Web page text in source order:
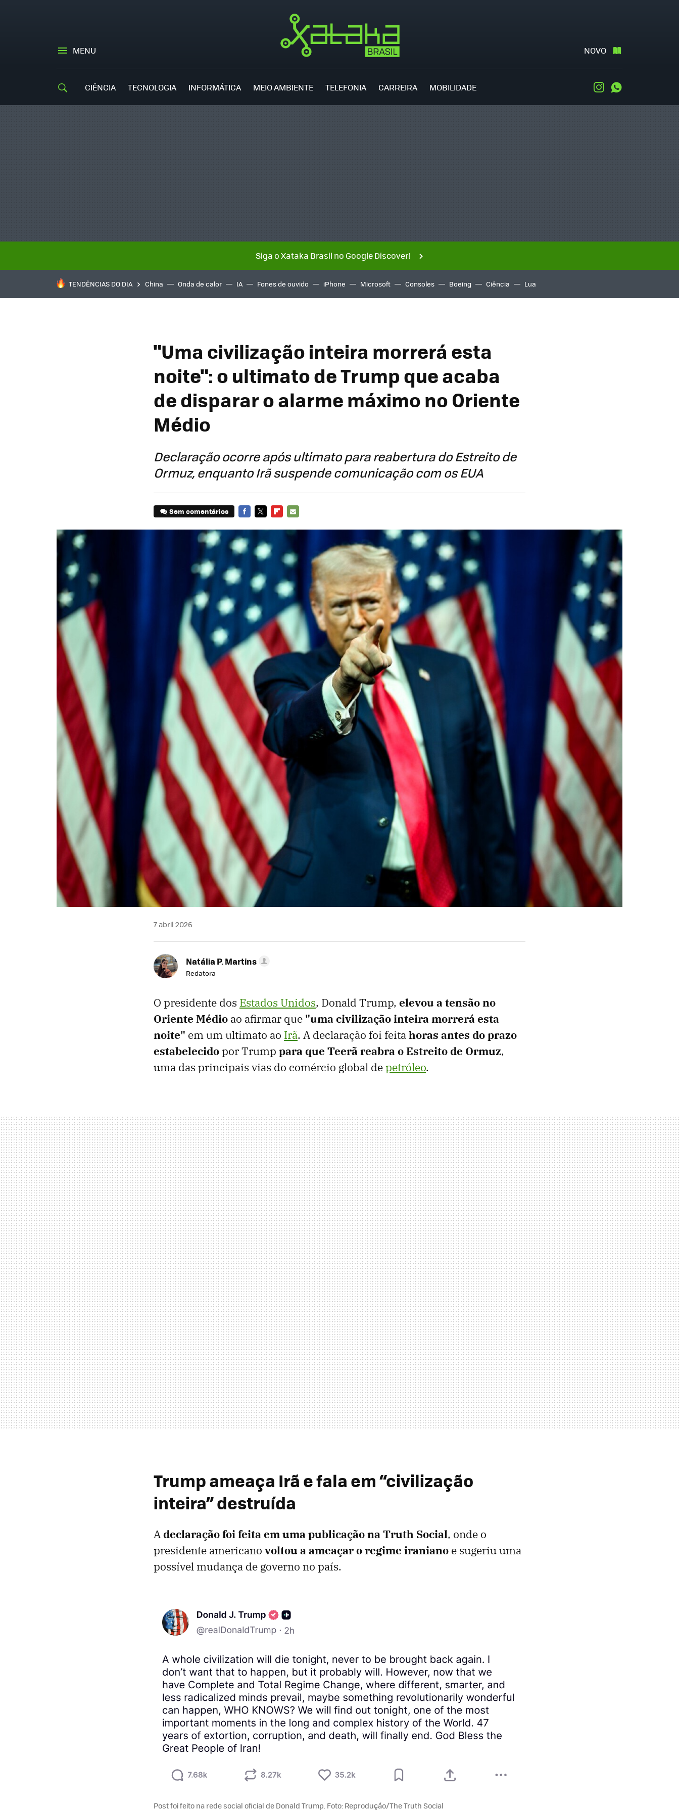
MENU NOVO
CIÊNCIA TECNOLOGIA INFORMÁTICA MEIO AMBIENTE TELEFONIA CARREIRA MOBILIDADE Instagram
Siga o Xataka Brasil no Google Discover!
TENDÊNCIAS DO DIA China Onda de calor IA Fones de ouvido iPhone Microsoft Consoles Boeing Ciência Lua
"Uma civilização inteira morrerá esta
noite": o ultimato de Trump que acaba
de disparar o alarme máximo no Oriente
Médio
Declaração ocorre após ultimato para reabertura do Estreito de
Ormuz, enquanto Irã suspende comunicação com os EUA
Sem comentários
MAIL
7 abril 2026
Natália P. Martins
Redatora
O presidente dos Estados Unidos, Donald Trump, elevou a tensão no
Oriente Médio ao afirmar que "uma civilização inteira morrerá esta
noite" em um ultimato ao Irã. A declaração foi feitahoras antes do prazo
estabelecidopor Trump para que Teerã reabra o Estreito de Ormuz,
uma das principais vias do comércio global depetróleo.
Trump ameaça Irã e fala em “civilização
inteira” destruída
Adeclaração foi feita em uma publicação na Truth Social, onde o
presidente americano voltou a ameaçar o regime iraniano e sugeriu uma
possível mudança de governo no país.
Post foi feito na rede social oficial de Donald Trump. Foto: Reprodução/The Truth Social